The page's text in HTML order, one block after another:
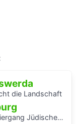
die Landschaft
Geschichte in Altenburg